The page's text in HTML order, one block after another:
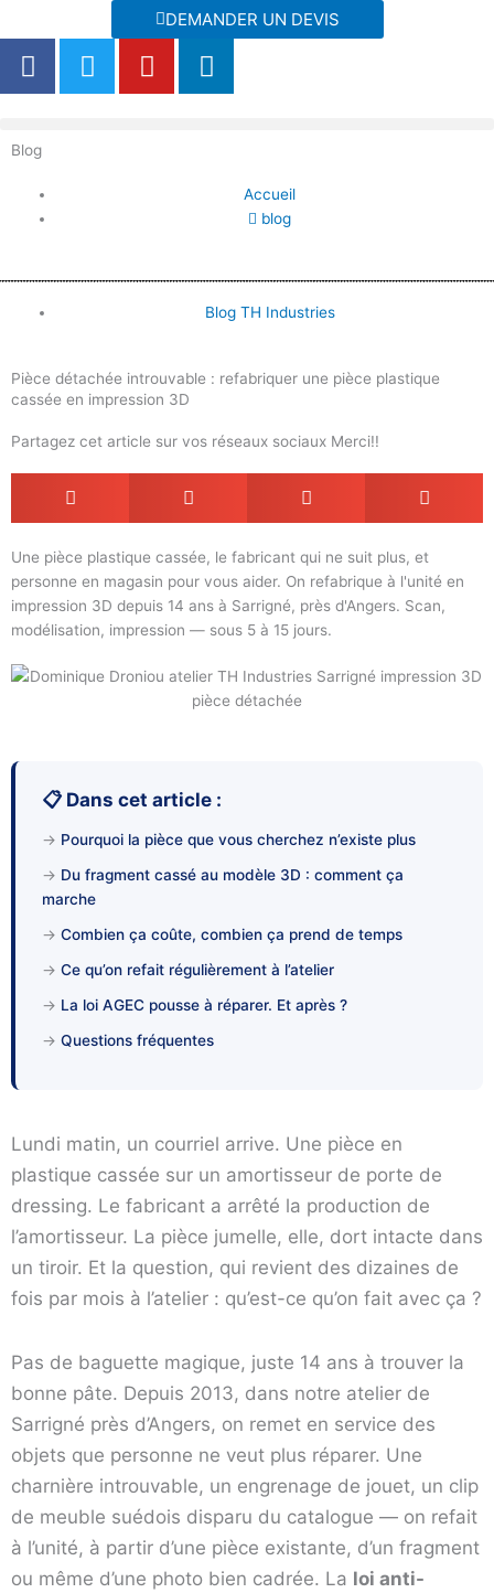
au
contenu
DEMANDER UN DEVIS
F
a
b
o
o
T
w
Y
o
L
i
Blog
Accueil
blog
Blog TH Industries
Pièce détachée introuvable : refabriquer une pièce plastique
cassée en impression 3D
Partagez cet article sur vos réseaux sociaux Merci!!
Une pièce plastique cassée, le fabricant qui ne suit plus, et
personne en magasin pour vous aider. On refabrique à l'unité en
impression 3D depuis 14 ans à Sarrigné, près d'Angers. Scan,
modélisation, impression — sous 5 à 15 jours.
📋 Dans cet article :
→ Pourquoi la pièce que vous cherchez n’existe plus
→ Du fragment cassé au modèle 3D : comment ça
marche
→ Combien ça coûte, combien ça prend de temps
→ Ce qu’on refait régulièrement à l’atelier
→ La loi AGEC pousse à réparer. Et après ?
→ Questions fréquentes
Lundi matin, un courriel arrive. Une pièce en
plastique cassée sur un amortisseur de porte de
dressing. Le fabricant a arrêté la production de
l’amortisseur. La pièce jumelle, elle, dort intacte dans
un tiroir. Et la question, qui revient des dizaines de
fois par mois à l’atelier : qu’est-ce qu’on fait avec ça ?
Pas de baguette magique, juste 14 ans à trouver la
bonne pâte. Depuis 2013, dans notre atelier de
Sarrigné près d’Angers, on remet en service des
objets que personne ne veut plus réparer. Une
charnière introuvable, un engrenage de jouet, un clip
de meuble suédois disparu du catalogue — on refait
à l’unité, à partir d’une pièce existante, d’un fragment
ou même d’une photo bien cadrée. La loi anti-